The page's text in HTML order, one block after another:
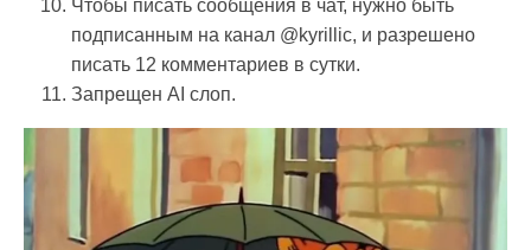
Чтобы писать сообщения в чат, нужно быть
подписанным на канал @kyrillic, и разрешено
писать 12 комментариев в сутки.
Запрещен AI слоп.